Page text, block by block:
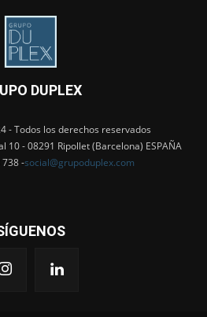
DUPLEX
- Todos los derechos reservados
10 - 08291 Ripollet (Barcelona) ESPAÑA
-social@grupoduplex.com